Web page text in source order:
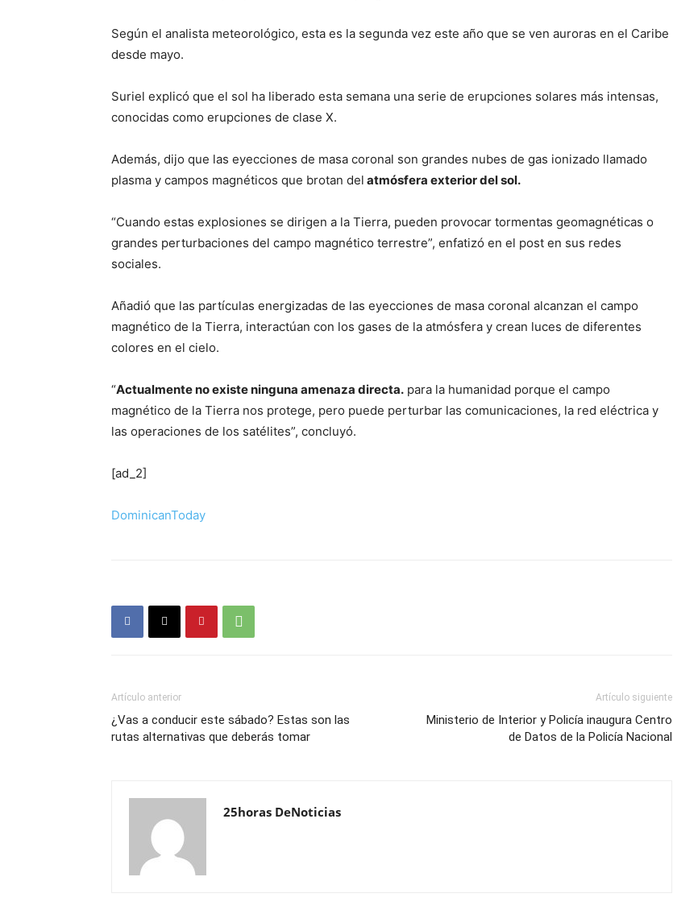
Según el analista meteorológico, esta es la segunda vez este año que se ven auroras en el Caribe
desde mayo.
Suriel explicó que el sol ha liberado esta semana una serie de erupciones solares más intensas,
conocidas como erupciones de clase X.
Además, dijo que las eyecciones de masa coronal son grandes nubes de gas ionizado llamado
plasma y campos magnéticos que brotan del atmósfera exterior del sol.
“Cuando estas explosiones se dirigen a la Tierra, pueden provocar tormentas geomagnéticas o
grandes perturbaciones del campo magnético terrestre”, enfatizó en el post en sus redes
sociales.
Añadió que las partículas energizadas de las eyecciones de masa coronal alcanzan el campo
magnético de la Tierra, interactúan con los gases de la atmósfera y crean luces de diferentes
colores en el cielo.
“Actualmente no existe ninguna amenaza directa. para la humanidad porque el campo
magnético de la Tierra nos protege, pero puede perturbar las comunicaciones, la red eléctrica y
las operaciones de los satélites”, concluyó.
[ad_2]
DominicanToday
Artículo anterior
¿Vas a conducir este sábado? Estas son las
rutas alternativas que deberás tomar
Artículo siguiente
Ministerio de Interior y Policía inaugura Centro
de Datos de la Policía Nacional
25horas DeNoticias